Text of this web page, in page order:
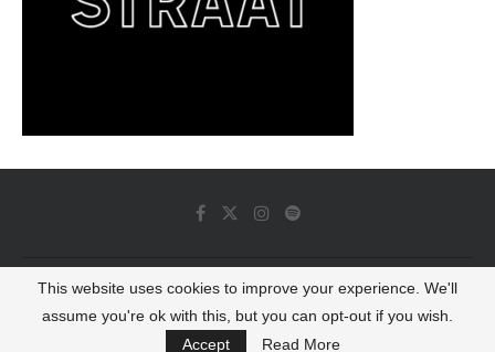
© 2022 - Luminous Dash All Rights Reserved
BACK TO TOP
This website uses cookies to improve your experience. We'll
assume you're ok with this, but you can opt-out if you wish.
Accept
Read More